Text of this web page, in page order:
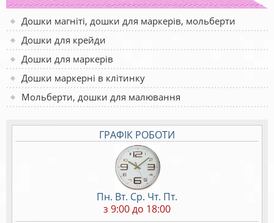
Дошки магніті, дошки для маркерів, мольберти
Дошки для крейди
Дошки для маркерів
Дошки маркерні в клітинку
Мольберти, дошки для малювання
ГРАФІК РОБОТИ
Пн. Вт. Ср. Чт. Пт.
з 9:00 до 18:00